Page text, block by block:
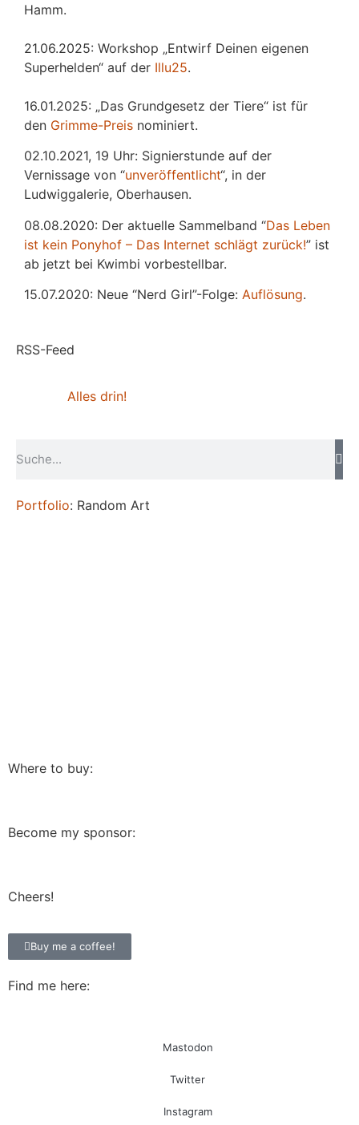
Hamm.
21.06.2025: Workshop „Entwirf Deinen eigenen
Superhelden“ auf der Illu25.
16.01.2025: „Das Grundgesetz der Tiere“ ist für
den Grimme-Preis nominiert.
02.10.2021, 19 Uhr: Signierstunde auf der
Vernissage von “unveröffentlicht“, in der
Ludwiggalerie, Oberhausen.
08.08.2020: Der aktuelle Sammelband “Das Leben
ist kein Ponyhof – Das Internet schlägt zurück!” ist
ab jetzt bei Kwimbi vorbestellbar.
15.07.2020: Neue “Nerd Girl”-Folge: Auflösung.
RSS-Feed
Alles drin!
Portfolio: Random Art
Where to buy:
Become my sponsor:
Cheers!
Buy me a coffee!
Find me here:
Mastodon
Twitter
Instagram